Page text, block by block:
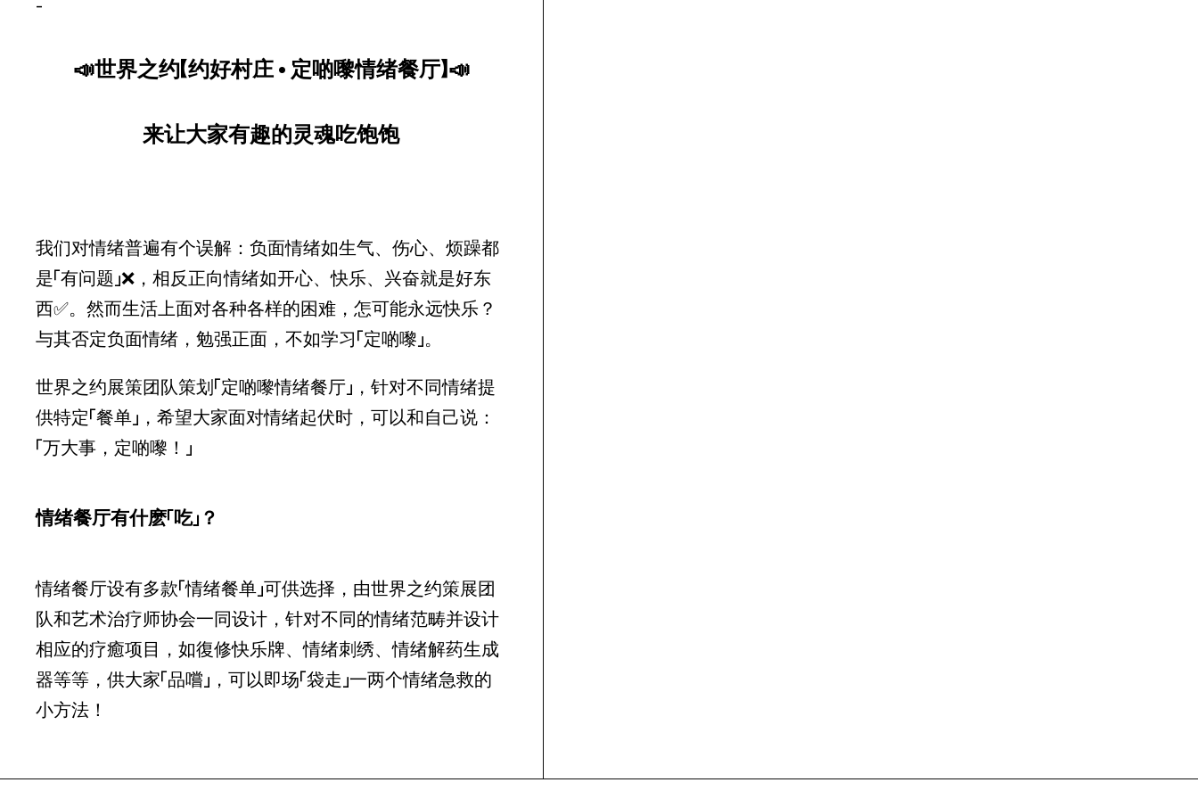
-
📣世界之约【约好村庄 • 定啲嚟情绪餐厅】 📣
来让大家有趣的灵魂吃饱饱
我们对情绪普遍有个误解：负面情绪如生气、伤心、烦躁都
是「有问题」❌，相反正向情绪如开心、快乐、兴奋就是好东
西✅。然而生活上面对各种各样的困难，怎可能永远快乐？
与其否定负面情绪，勉强正面，不如学习「定啲嚟」。
世界之约展策团队策划「定啲嚟情绪餐厅」，针对不同情绪提
供特定「餐单」，希望大家面对情绪起伏时，可以和自己说：
「万大事，定啲嚟！」
情绪餐厅有什麽「吃」？
情绪餐厅设有多款「情绪餐单」可供选择，由世界之约策展团
队和艺术治疗师协会一同设计，针对不同的情绪范畴并设计
相应的疗癒项目，如復修快乐牌、情绪刺绣、情绪解药生成
器等等，供大家「品嚐」，可以即场「袋走」一两个情绪急救的
小方法！